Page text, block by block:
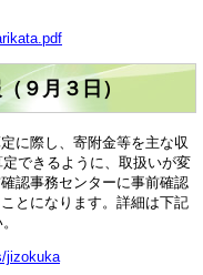
９月３日）
際し、寄附金等を主な収
できるように、取扱いが変
認事務センターに事前確認
とになります。詳細は下記
jizokuka